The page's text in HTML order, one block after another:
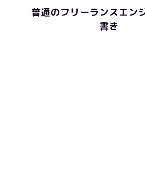
普通のフリーランスエン
書き